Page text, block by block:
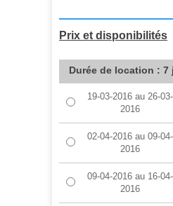
Prix et disponibilités
Durée de location : 7
19-03-2016au 26-03-
2016
02-04-2016au 09-04-
2016
09-04-2016au 16-04-
2016